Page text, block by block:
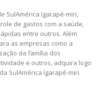
SulAmérica Igarapé-miri,
de gastos com a saúde,
entre outros. Além
as empresas como a
da família dos
e outros, adquira logo
SulAmérica Igarapé-miri.